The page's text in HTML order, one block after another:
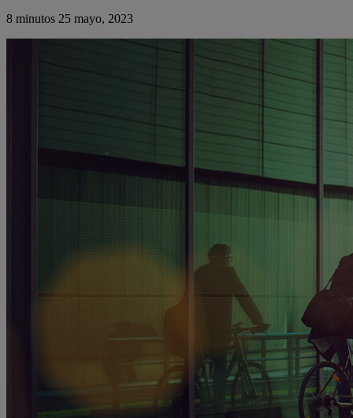
8 minutos 25 mayo, 2023